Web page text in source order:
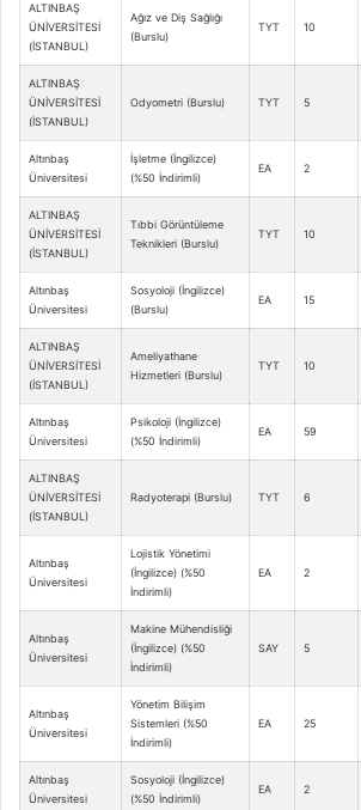
ALTINBAŞ
ÜNİVERSİTESİ
(İSTANBUL)
Ağız ve Diş Sağlığı
(Burslu)
TYT 10
ALTINBAŞ
ÜNİVERSİTESİ
(İSTANBUL)
Odyometri (Burslu) TYT 5
Altınbaş
Üniversitesi
İşletme (İngilizce)
(%50 İndirimli)
EA 2
ALTINBAŞ
ÜNİVERSİTESİ
(İSTANBUL)
Tıbbi Görüntüleme
Teknikleri (Burslu)
TYT 10
Altınbaş
Üniversitesi
Sosyoloji (İngilizce)
(Burslu)
EA 15
ALTINBAŞ
ÜNİVERSİTESİ
(İSTANBUL)
Ameliyathane
Hizmetleri (Burslu)
TYT 10
Altınbaş
Üniversitesi
Psikoloji (İngilizce)
(%50 İndirimli)
EA 59
ALTINBAŞ
ÜNİVERSİTESİ
(İSTANBUL)
Radyoterapi (Burslu) TYT 6
Altınbaş
Üniversitesi
Lojistik Yönetimi
(İngilizce) (%50
İndirimli)
EA 2
Altınbaş
Üniversitesi
Makine Mühendisliği
(İngilizce) (%50
İndirimli)
SAY 5
Altınbaş
Üniversitesi
Yönetim Bilişim
Sistemleri (%50
İndirimli)
EA 25
Altınbaş
Üniversitesi
Sosyoloji (İngilizce)
(%50 İndirimli)
EA 2